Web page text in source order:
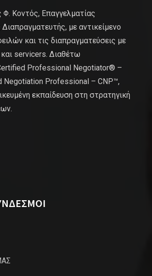
Φ. Κοντός, Επαγγελματίας
με αντικείμενο
και τις διαπραγματεύσεις με
servicers. Διαθέτω
Professional Negotiator® –
Negotiation Professional – CNP™,
εκπαίδευση στη στρατηγική